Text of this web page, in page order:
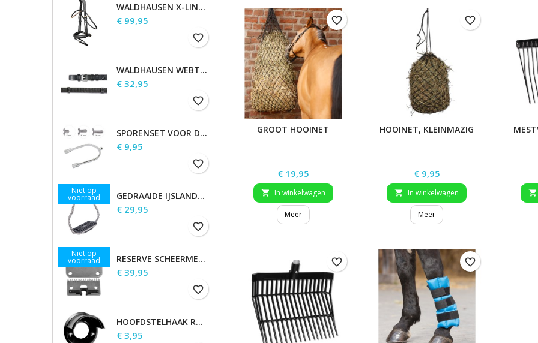
WALDHAUSEN X-LINE HOOFDSTEL GOLDHEART
Prijs
€ 99,95
favorite_border
WALDHAUSEN WEBTEUGELS, EXTRA LANG
Prijs
€ 32,95
favorite_border
SPORENSET VOOR DAMES EN HEREN
Prijs
€ 9,95
favorite_border
Niet op
voorraad GEDRAAIDE IJSLANDSE STIJGBEUGELS
Prijs
€ 29,95
favorite_border
Niet op
voorraad RESERVE SCHEERMESSEN
Prijs
€ 39,95
favorite_border
HOOFDSTELHAAK ROBUUST, METAAL
Prijs
€ 3,95
GROOT HOOINET
Prijs
€ 19,95
 In winkelwagen
Meer
favorite_border
HOOINET, KLEINMAZIG
Prijs
€ 9,95
 In winkelwagen
Meer
favorite_border

favorite_border favorite_border